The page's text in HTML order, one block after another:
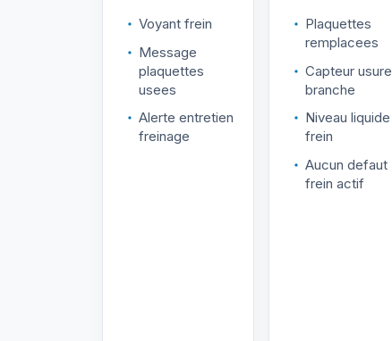
Voyant frein
Message
plaquettes
usees
Alerte entretien
freinage
Plaquettes
remplacees
Capteur usure
branche
Niveau liquide
frein
Aucun defaut
frein actif